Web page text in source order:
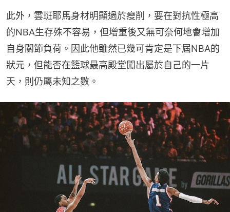
此外，雲班耶馬身材明顯過於瘦削，要在對抗性極高
的NBA生存殊不容易，但增重後又無可奈何地會增加
自身關節負荷。因此他雖然已幾可肯定是下屆NBA的
狀元，但能否在籃球最高殿堂闖出屬於自己的一片
天，則仍屬未知之數。